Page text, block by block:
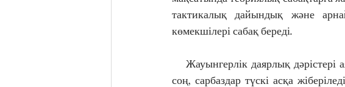
тактикалық дайындық және
көмекшілері сабақ береді.
    Жауынгерлік даярлық дәрістері аяқталған
соң, сарбаздар түскі асқа